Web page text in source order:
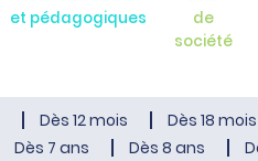
et pédagogiques
de
société
Dès 12 mois Dès 18 mois
Dès 7 ans Dès 8 ans